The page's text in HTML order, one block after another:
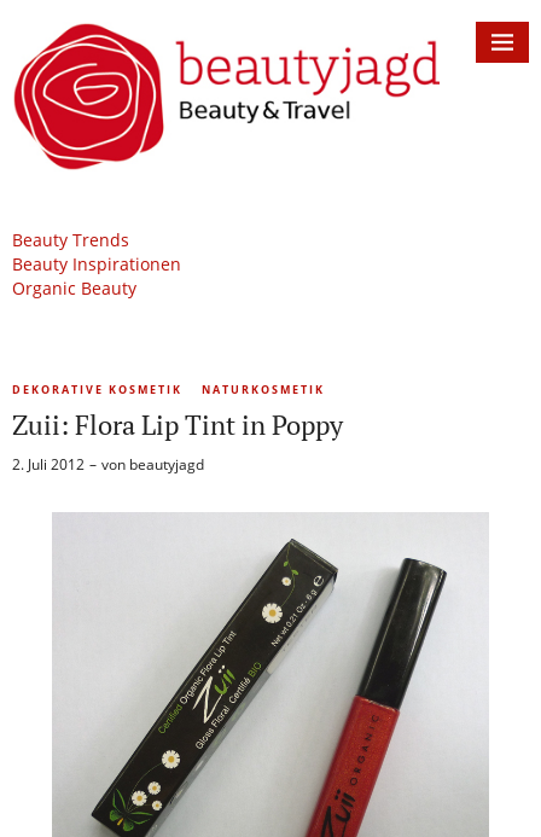
Beauty Trends
Beauty Inspirationen
Organic Beauty
DEKORATIVE KOSMETIK NATURKOSMETIK
Zuii: Flora Lip Tint in Poppy
2. Juli 2012 von beautyjagd